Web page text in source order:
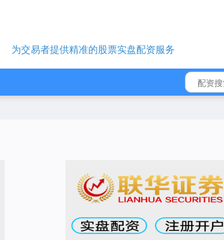
为交易者提供精准的股票实盘配资服务